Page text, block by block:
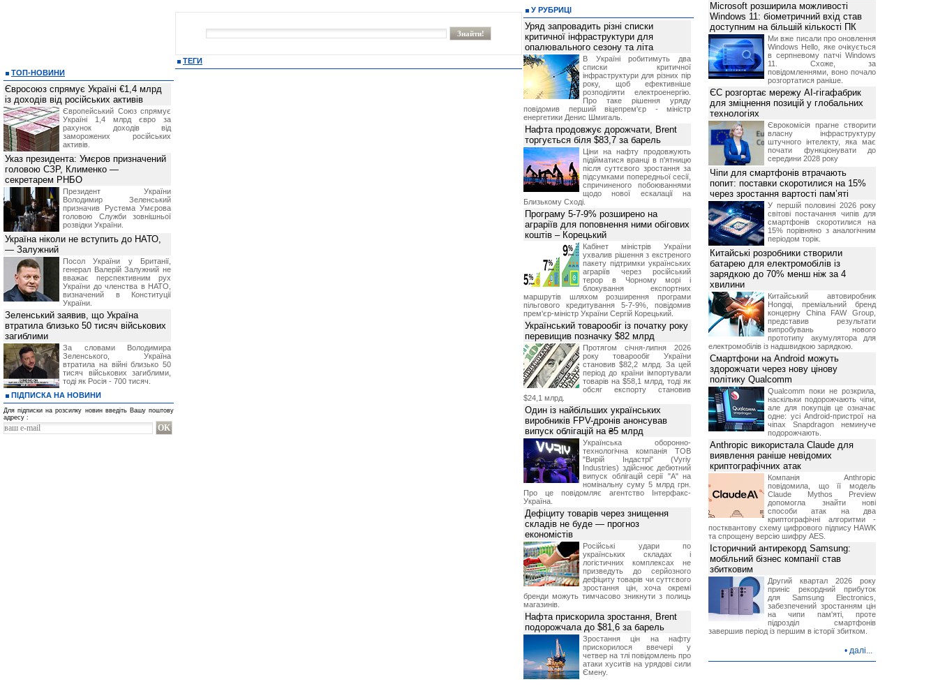
ТЕГИ
ТОП-НОВИНИ
Євросоюз спрямує Україні €1,4 млрд
із доходів від російських активів
Європейський Союз спрямує
Україні 1,4 млрд євро за
рахунок доходів від
заморожених російських
активів.
Указ президента: Умєров призначений
головою СЗР, Клименко —
секретарем РНБО
Президент України
Володимир Зеленський
призначив Pустема Умєрова
головою Служби зовнішньої
розвідки України.
Україна ніколи не вступить до НАТО,
— Залужний
Посол України у Британії,
генерал Валерій Залужний не
вважає перспективним рух
України до членства в НАТО,
визначений в Конституції
України.
Зеленський заявив, що Україна
втратила близько 50 тисяч військових
загиблими
За словами Володимира
Зеленського, Україна
втратила на війні близько 50
тисяч військових загиблими,
тоді як Росія - 700 тисяч.
ПІДПИСКА НА НОВИНИ
Для підписки на розсилку новин введіть Вашу поштову
адресу :
У РУБРИЦІ
Уряд запровадить різні списки
критичної інфраструктури для
опалювального сезону та літа
В Україні робитимуть два
списки критичної
інфраструктури для різних пір
року, щоб ефективніше
розподіляти електроенергію.
Про таке рішення уряду
повідомив перший віцепрем'єр - міністр
енергетики Денис Шмигаль.
Нафта продовжує дорожчати, Brent
торгується біля $83,7 за барель
Ціни на нафту продовжують
підійматися вранці в п'ятницю
після суттєвого зростання за
підсумками попередньої сесії,
спричиненого побоюваннями
щодо нової ескалації на
Близькому Сході.
Програму 5-7-9% розширено на
аграріїв для поповнення ними обігових
коштів – Корецький
Кабінет міністрів України
ухвалив рішення з екстреного
пакету підтримки українських
аграріїв через російський
терор в Чорному морі і
блокування експортних
маршрутів шляхом розширення програми
пільгового кредитування 5-7-9%, повідомив
прем'єр-міністр України Сергій Корецький.
Український товарообіг із початку року
перевищив позначку $82 млрд
Протягом січня-липня 2026
року товарообіг України
становив $82,2 млрд. За цей
період до країни імпортували
товарів на $58,1 млрд, тоді як
обсяг експорту становив
$24,1 млрд.
Один із найбільших українських
виробників FPV-дронів анонсував
випуск облігацій на ₴5 млрд
Українська оборонно-
технологічна компанія ТОВ
"Вирій Індастрі" (Vyriy
Industries) здійснює дебютний
випуск облігацій серії "А" на
номінальну суму 5 млрд грн.
Про це повідомляє агентство Інтерфакс-
Україна.
Дефіциту товарів через знищення
складів не буде — прогноз
економістів
Російські удари по
українських складах і
логістичних комплексах не
призведуть до серйозного
дефіциту товарів чи суттєвого
зростання цін, хоча окремі
бренди можуть тимчасово зникнути з полиць
магазинів.
Нафта прискорила зростання, Brent
подорожчала до $81,6 за барель
Зростання цін на нафту
прискорилося ввечері у
четвер на тлі повідомлень про
атаки хуситів на урядові сили
Ємену.
Microsoft розширила можливості
Windows 11: біометричний вхід став
доступним на більшій кількості ПК
Ми вже писали про оновлення
Windows Hello, яке очікується
в серпневому патчі Windows
11. Схоже, за
повідомленнями, воно почало
розгортатися раніше.
ЄС розгортає мережу AI-гігафабрик
для зміцнення позицій у глобальних
технологіях
Єврокомісія прагне створити
власну інфраструктуру
штучного інтелекту, яка має
почати функціонувати до
середини 2028 року
Чіпи для смартфонів втрачають
попит: поставки скоротилися на 15%
через зростання вартості пам’яті
У першій половині 2026 року
світові постачання чипів для
смартфонів скоротилися на
15% порівняно з аналогічним
періодом торік.
Китайські розробники створили
батарею для електромобілів із
зарядкою до 70% менш ніж за 4
хвилини
Китайський автовиробник
Hongqi, преміальний бренд
концерну China FAW Group,
представив результати
випробувань нового
прототипу акумулятора для
електромобілів із надшвидкою зарядкою.
Смартфони на Android можуть
здорожчати через нову цінову
політику Qualcomm
Qualcomm поки не розкрила,
наскільки подорожчають чіпи,
але для покупців це означає
одне: усі Android-пристрої на
чіпах Snapdragon неминуче
подорожчають.
Anthropic використала Claude для
виявлення раніше невідомих
криптографічних атак
Компанія Anthropic
повідомила, що її модель
Claude Mythos Preview
допомогла знайти нові
способи атак на два
криптографічні алгоритми -
постквантову схему цифрового підпису HAWK
та спрощену версію шифру AES.
Історичний антирекорд Samsung:
мобільний бізнес компанії став
збитковим
Другий квартал 2026 року
приніс рекордний прибуток
для Samsung Electronics,
забезпечений зростанням цін
на чипи пам'яті, проте
підрозділ смартфонів
завершив період із першим в історії збитком.
• далі...